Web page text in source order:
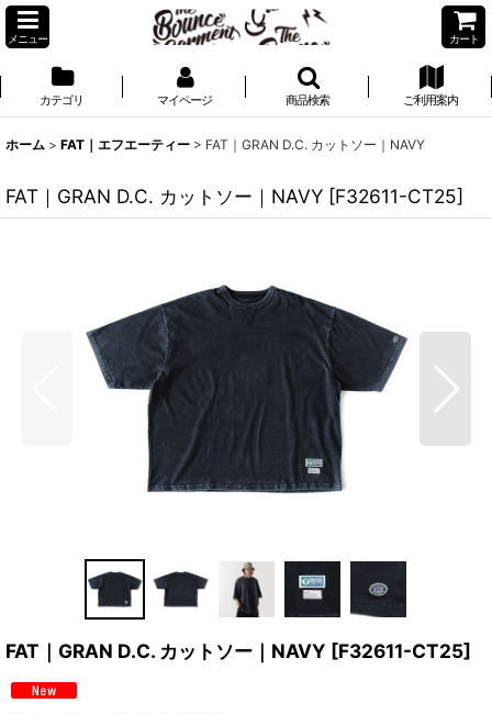
メニュー カート
カテゴリ マイページ 商品検索 ご利用案内
ホーム > FAT｜エフエーティー > FAT｜GRAN D.C. カットソー｜NAVY
FAT｜GRAN D.C. カットソー｜NAVY [F32611-CT25]
FAT｜GRAN D.C. カットソー｜NAVY [F32611-CT25]